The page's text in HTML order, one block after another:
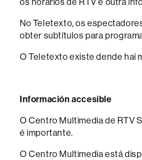
No Teletexto, os
obter subtítulos para
O Teletexto existe dende hai
Información accesible
O Centro Multimedia de RTV
é importante.
O Centro Multimedia está